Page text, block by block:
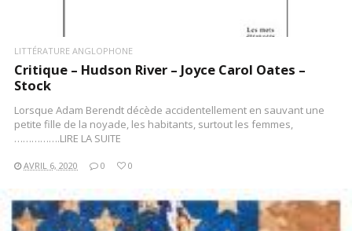
LITTÉRATURE ANGLOPHONE
Critique – Hudson River – Joyce Carol Oates –
Stock
Lorsque Adam Berendt décède accidentellement en sauvant une
petite fille de la noyade, les habitants, surtout les femmes,
…………….LIRE LA SUITE
AVRIL 6, 2020 0 0